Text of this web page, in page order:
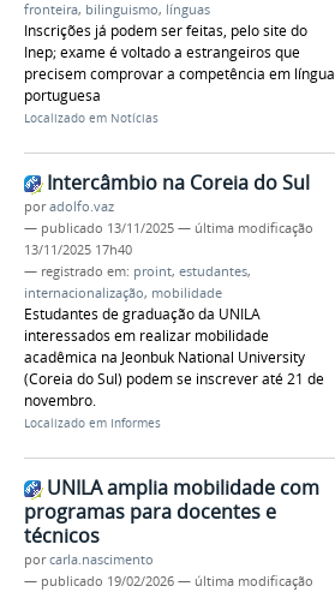
fronteira, bilinguismo, línguas
Inscrições já podem ser feitas, pelo site do
Inep; exame é voltado a estrangeiros que
precisem comprovar a competência em língua
portuguesa
Localizado em Notícias
Intercâmbio na Coreia do Sul
poradolfo.vaz
— publicado 13/11/2025 — última modificação
13/11/2025 17h40
— registrado em: proint, estudantes,
internacionalização, mobilidade
Estudantes de graduação da UNILA
interessados em realizar mobilidade
acadêmica na Jeonbuk National University
(Coreia do Sul) podem se inscrever até 21 de
novembro.
Localizado em Informes
UNILA amplia mobilidade com
programas para docentes e
técnicos
porcarla.nascimento
— publicado 19/02/2026 — última modificação